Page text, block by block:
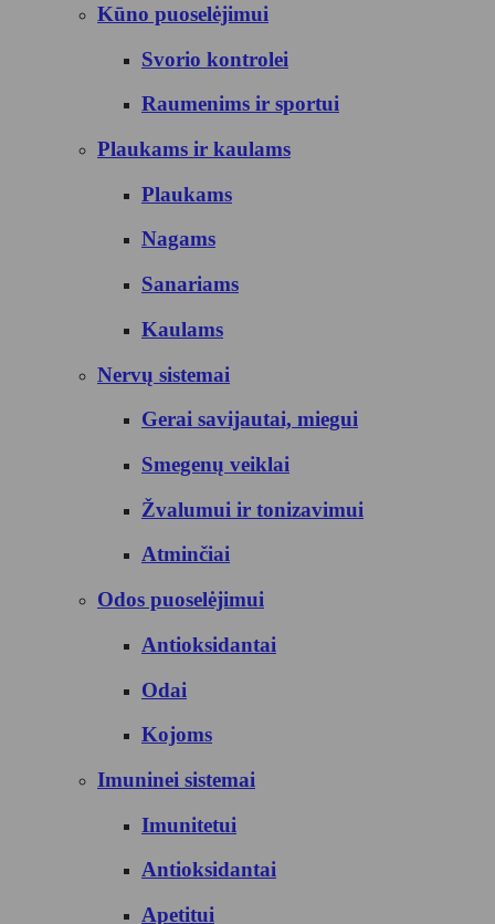
Kūno puoselėjimui
Svorio kontrolei
Raumenims ir sportui
Plaukams ir kaulams
Plaukams
Nagams
Sanariams
Kaulams
Nervų sistemai
Gerai savijautai, miegui
Smegenų veiklai
Žvalumui ir tonizavimui
Atminčiai
Odos puoselėjimui
Antioksidantai
Odai
Kojoms
Imuninei sistemai
Imunitetui
Antioksidantai
Apetitui